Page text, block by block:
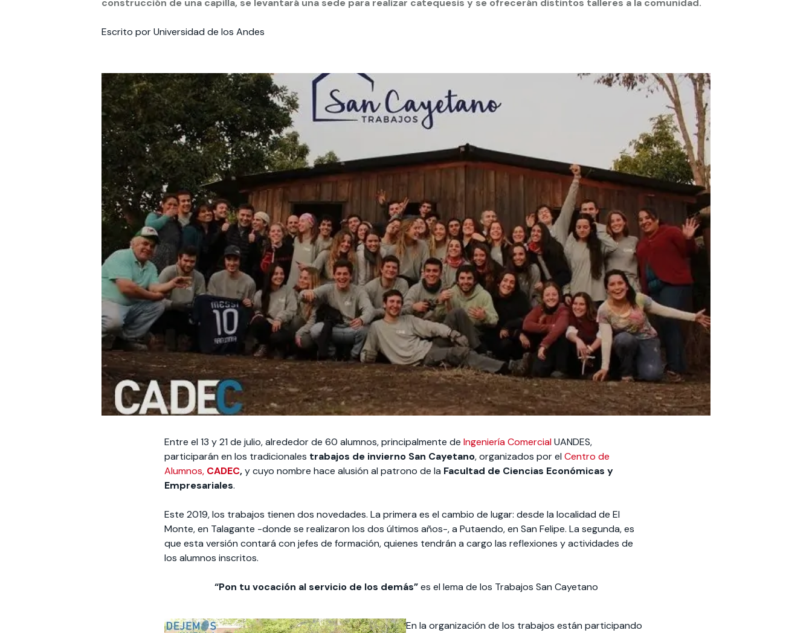
Te puede interesar:International students Facultades
Te puede interesar:Explora el campus Uandes Noticias estudiantiles
construcción de una capilla, se levantará una sede para realizar catequesis y se ofrecerán distintos talleres a la comunidad.
Escrito por Universidad de los Andes
Entre el 13 y 21 de julio, alrededor de 60 alumnos, principalmente de Ingeniería ComercialUANDES,
participarán en los tradicionales trabajos de invierno San Cayetano, organizados por el Centro de
Alumnos, CADEC,y cuyo nombre hace alusión al patrono de la Facultad de Ciencias Económicas y
Empresariales.
Este 2019, los trabajos tienen dos novedades. La primera es el cambio de lugar: desde la localidad de El
Monte, en Talagante -donde se realizaron los dos últimos años-, a Putaendo, en San Felipe. La segunda, es
que esta versión contará con jefes de formación, quienes tendrán a cargo las reflexiones y actividades de
los alumnos inscritos.
“Pon tu vocación al servicio de los demás”es el lema de los Trabajos San Cayetano
En la organización de los trabajos están participando